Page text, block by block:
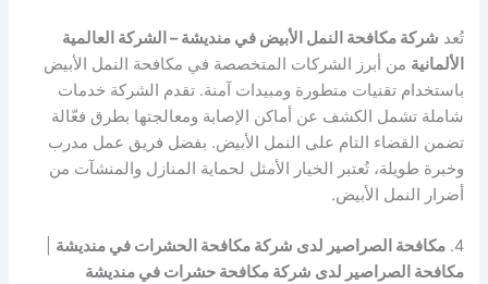
تُعد شركة مكافحة النمل الأبيض في منديشة – الشركة العالمية
الألمانية من أبرز الشركات المتخصصة في مكافحة النمل الأبيض
باستخدام تقنيات متطورة ومبيدات آمنة. تقدم الشركة خدمات
شاملة تشمل الكشف عن أماكن الإصابة ومعالجتها بطرق فعّالة
تضمن القضاء التام على النمل الأبيض. بفضل فريق عمل مدرب
وخبرة طويلة، تُعتبر الخيار الأمثل لحماية المنازل والمنشآت من
أضرار النمل الأبيض.
4. مكافحة الصراصير لدى شركة مكافحة الحشرات في منديشة
مكافحة الصراصير لدى شركة مكافحة حشرات في منديشة